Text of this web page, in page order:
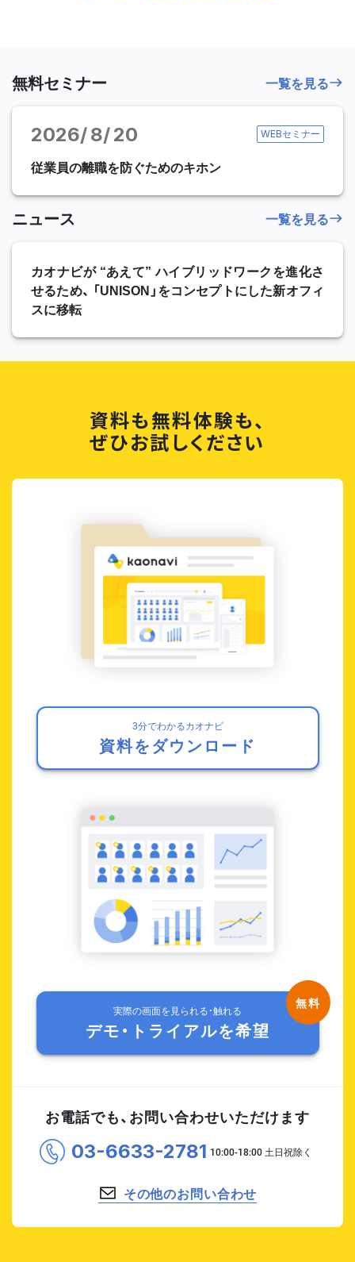
無料セミナー
2026 8 20 WEBセミナー
従業員の離職を防ぐためのキホン
一覧を見る
ニュース
カオナビが “あえて” ハイブリッドワークを進化さ
せるため、 「UNISON」をコンセプトにした新オフィ
スに移転
一覧を見る
資料も無料体験も、
ぜひお試しください
3分でわかるカオナビ
資料をダウンロード
実際の画面を見られる・触れる
デモ・トライアルを希望
お電話でも、お問い合わせいただけます
03-6633-2781
その他のお問い合わせ